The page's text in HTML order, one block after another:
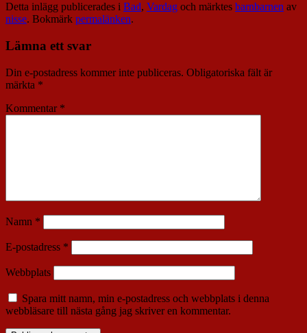
Detta inlägg publicerades i Bad, Vardag och märktes barnbarnen av
nisse. Bokmärk permalänken.
Lämna ett svar
Din e-postadress kommer inte publiceras. Obligatoriska fält är
märkta *
Kommentar *
Namn *
E-postadress *
Webbplats
Spara mitt namn, min e-postadress och webbplats i denna
webbläsare till nästa gång jag skriver en kommentar.